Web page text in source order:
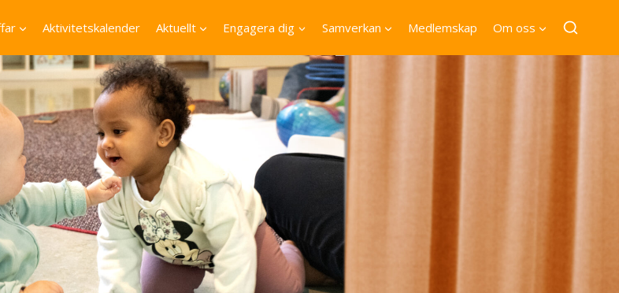
Aktivitetskalender Aktuellt Engagera dig Samverkan Medlemskap Om oss